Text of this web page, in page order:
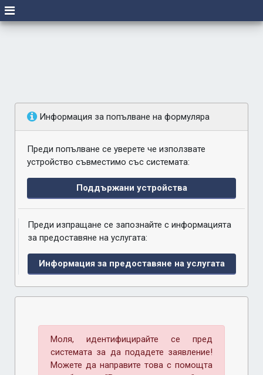
Информация за попълване на формуляра
Преди попълване се уверете че използвате
устройство съвместимо със системата:
Поддържани устройства
Преди изпращане се запознайте с информацията
за предоставяне на услугата:
Информация за предоставяне на услугата
Моля, идентифицирайте се пред
системата за да подадете заявление!
Можете да направите това с помощта